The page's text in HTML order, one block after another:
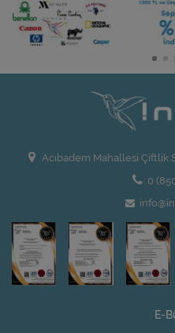
Acıbadem Mahallesi Çiftlik
0
E-